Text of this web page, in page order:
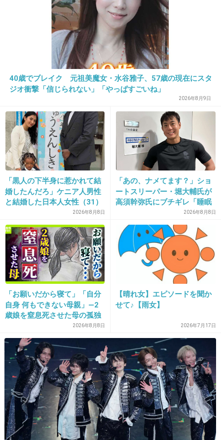
生活が合わないと思う。
理子のブログ、昔見てたけどホントにガサツだ
+262
私生活切り売りしか能がない芸NO人の常套手段
w
来年につなげようと必死に話題作り乙
演技も下手なトレンディ俳優w需要無いから消
えて
育児放棄の三流プロ( )ゴルファーの嫁と一緒に
跡形もなく消えて下さい
+133 -4
27. 匿名2013/12/12(木) 21:25:55
素直に応援してあげればいいのにと思います。
石田純一は本当に気を遣ってホテルに行ってるみたいだし....
何故そんなに人の悪口を言うか理解できない(ｰ ｰ;)
何かされた訳でもないのに....
-75
28. 匿名 2013/12/12(木) 21:26:21
別居しても、子供は病院に保存してある石田の
遺伝子さえあれば出来るしね(´･_･`)
生まれたって、従姉妹のりえちゃんが大切に育
ててくれるし...
40歳でブレイク 元祖美魔女・水谷雅子、57歳の現在にスタ
ジオ衝撃「信じられない」「やっぱすごいね」
2026年8月9日
「黒人の下半身に惹かれて結
婚したんだろ」ケニア人男性
と結婚した日本人女性（31）
に“誹謗中傷”殺到…本人が語
る、日本で感じる“外国人差
別”のリアル
2026年8月8日
「あの、ナメてます？」ショ
ートスリーパー・堀大輔氏が
高須幹弥氏にブチギレ「睡眠
不足の人＝キレやすい」SNS
で物議
2026年8月8日
「お願いだから寝て」「自分
自身 何もできない母親」―2
歳娘を窒息死させた母の孤独
「娘は『ママどうして』と」
限界の年子ワンオペ育児 法
廷での懺悔と声なきSOS
2026年8月8日
【晴れ女】エピソードを聞か
せて♪【雨女】
2026年7月17日